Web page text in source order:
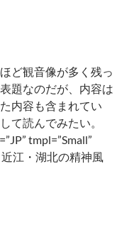
ど観音像が多く残っ
題なのだが、内容は
内容も含まれてい
て読んでみたい。
tmpl=”Small”
江・湖北の精神風
歴史 近江・湖北の精神